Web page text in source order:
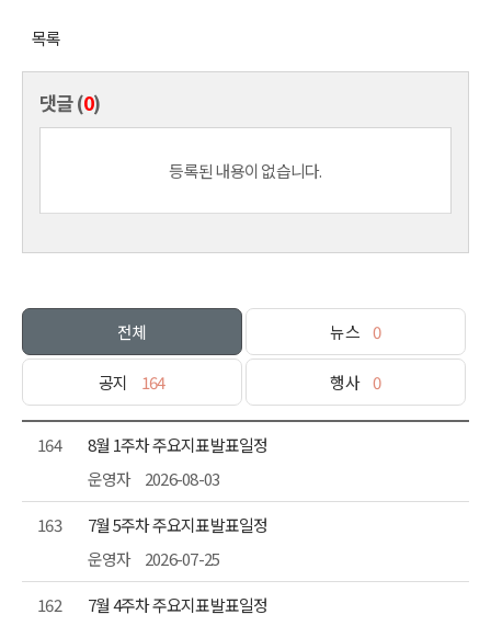
목록
댓글 (0)
등록된 내용이 없습니다.
전체 뉴스 0
공지 164 행사 0
164
8월 1주차 주요지표발표일정
운영자
2026-08-03
163
7월 5주차 주요지표발표일정
운영자
2026-07-25
162
7월 4주차 주요지표발표일정